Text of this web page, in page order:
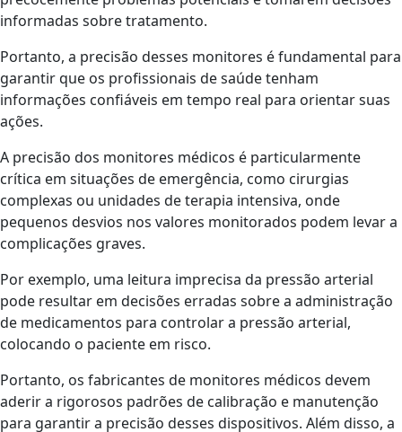
informadas sobre tratamento.
Portanto, a precisão desses monitores é fundamental para
garantir que os profissionais de saúde tenham
informações confiáveis em tempo real para orientar suas
ações.
A precisão dos monitores médicos é particularmente
crítica em situações de emergência, como cirurgias
complexas ou unidades de terapia intensiva, onde
pequenos desvios nos valores monitorados podem levar a
complicações graves.
Por exemplo, uma leitura imprecisa da pressão arterial
pode resultar em decisões erradas sobre a administração
de medicamentos para controlar a pressão arterial,
colocando o paciente em risco.
Portanto, os fabricantes de monitores médicos devem
aderir a rigorosos padrões de calibração e manutenção
para garantir a precisão desses dispositivos. Além disso, a